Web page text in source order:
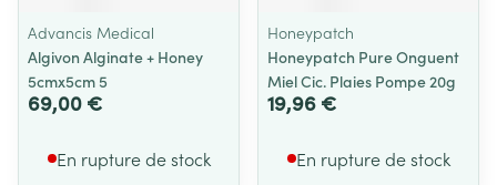
Advancis Medical
Algivon Alginate + Honey
5cmx5cm 5
69,00 €
En rupture de stock
Honeypatch
Honeypatch Pure Onguent
Miel Cic. Plaies Pompe 20g
19,96 €
En rupture de stock